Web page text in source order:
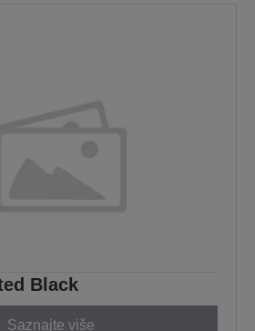
Black
Saznajte više